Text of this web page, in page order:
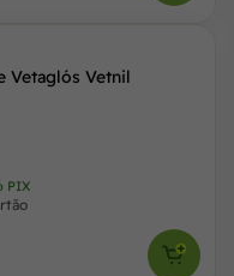
Vetaglós Vetnil
PIX